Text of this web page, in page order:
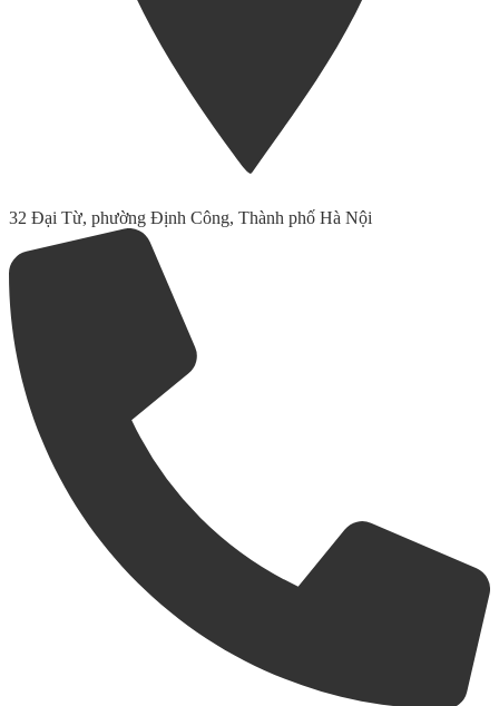
32 Đại Từ, phường Định Công, Thành phố Hà Nội